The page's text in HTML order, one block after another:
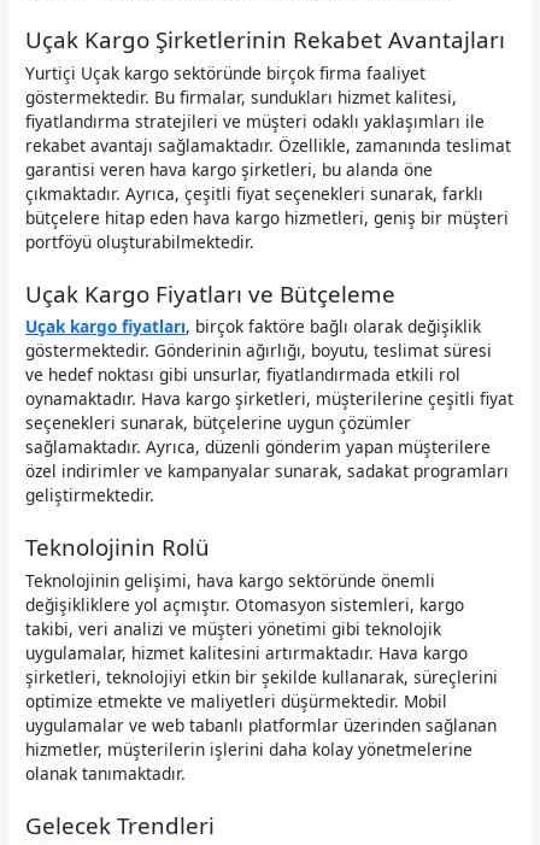
Uçak Kargo Şirketlerinin Rekabet Avantajları
Yurtiçi Uçak kargo sektöründe birçok firma faaliyet
göstermektedir. Bu firmalar, sundukları hizmet kalitesi,
fiyatlandırma stratejileri ve müşteri odaklı yaklaşımları ile
rekabet avantajı sağlamaktadır. Özellikle, zamanında teslimat
garantisi veren hava kargo şirketleri, bu alanda öne
çıkmaktadır. Ayrıca, çeşitli fiyat seçenekleri sunarak, farklı
bütçelere hitap eden hava kargo hizmetleri, geniş bir müşteri
portföyü oluşturabilmektedir.
Uçak Kargo Fiyatları ve Bütçeleme
Uçak kargo fiyatları, birçok faktöre bağlı olarak değişiklik
göstermektedir. Gönderinin ağırlığı, boyutu, teslimat süresi
ve hedef noktası gibi unsurlar, fiyatlandırmada etkili rol
oynamaktadır. Hava kargo şirketleri, müşterilerine çeşitli fiyat
seçenekleri sunarak, bütçelerine uygun çözümler
sağlamaktadır. Ayrıca, düzenli gönderim yapan müşterilere
özel indirimler ve kampanyalar sunarak, sadakat programları
geliştirmektedir.
Teknolojinin Rolü
Teknolojinin gelişimi, hava kargo sektöründe önemli
değişikliklere yol açmıştır. Otomasyon sistemleri, kargo
takibi, veri analizi ve müşteri yönetimi gibi teknolojik
uygulamalar, hizmet kalitesini artırmaktadır. Hava kargo
şirketleri, teknolojiyi etkin bir şekilde kullanarak, süreçlerini
optimize etmekte ve maliyetleri düşürmektedir. Mobil
uygulamalar ve web tabanlı platformlar üzerinden sağlanan
hizmetler, müşterilerin işlerini daha kolay yönetmelerine
olanak tanımaktadır.
Gelecek Trendleri